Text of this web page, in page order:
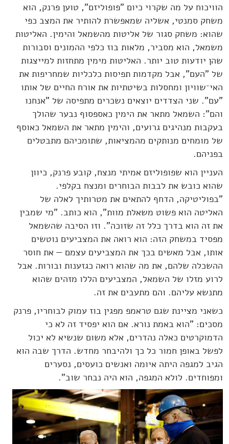
הוויכוח על מה שקרוי כיום "פופוליזם", טוען פרנק, הוא
משחק סמנטי, אשליה שמאפשרת להותיר את המצב כפי
שהוא: משחק סגור של אליטות מהשמאל והימין. האליטות
משמאל, הוא מסביר, מלאות בוז כלפי ההמונים וסבורות
שהן יודעות טוב יותר. האליטות מימין מתחזות למייצגות
של "העם", אבל מקדמות תפיסות כלכליות שמחריפות את
האי־שוויון ומחסלות בשיטתיות את אורח החיים של אותו
"עם". שני הצדדים יוצאים נשכרים מתפיסה של "אנחנו
והם": השמאל מתאר את הימין כאספסוף נבער שהולך
בעקבות מנהיגים גרועים, והימין מתאר את השמאל כאוסף
של מומחים מנותקים מהמציאות, שתומכיהם מתבטלים
בפניהם.
העניין הוא שפופוליזם אמיתי מנצח, קובע פרנק, כיוון
שהוא כובש את לבבות הבוחרים ומנצח בקלפי.
"בפוליטיקה, הדחף להתאים את מטרותיך לאלה של
האליטה הוא פשוט משאלת מוות", הוא כותב. "מי שמבין
את זה הוא בדרך כלל זה שזוכה". וזו הסיבה שהשמאל
מפסיד במשחק הזה: הוא רואה את המצביעים נוטשים
אותו, אבל מאשים בכך את המצביעים עצמם — את חוסר
ההשכלה שלהם, את מה שהוא רואה כגזענות ובורות. אבל
לרוע מזלו של השמאל, המצביעים הללו מזהים שהוא
מתנשא עליהם. והם מתעבים את זה.
כשאני מציינת שגם טראמפ מפגין בוז עמוק לבוחריו, פרנק
מסכים: "הוא באמת נורא. אם הוא יפסיד זה לא כי
הדמוקרטים כאלה נהדרים, אלא משום שנשיא לא יכול
לפשל באופן חמור כל כך ולהיבחר מחדש. הדרך שבה הוא
הגיב למגפה היתה איומה ואנשים כועסים, נסערים
ומפוחדים. לולא המגפה, הוא היה נבחר שוב".